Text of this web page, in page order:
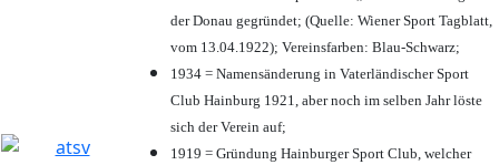
der Donau gegründet; (Quelle: Wiener Sport Tagblatt,
vom 13.04.1922); Vereinsfarben: Blau-Schwarz;
1934 = Namensänderung in Vaterländischer Sport
Club Hainburg 1921, aber noch im selben Jahr löste
sich der Verein auf;
1919 = Gründung Hainburger Sport Club, welcher